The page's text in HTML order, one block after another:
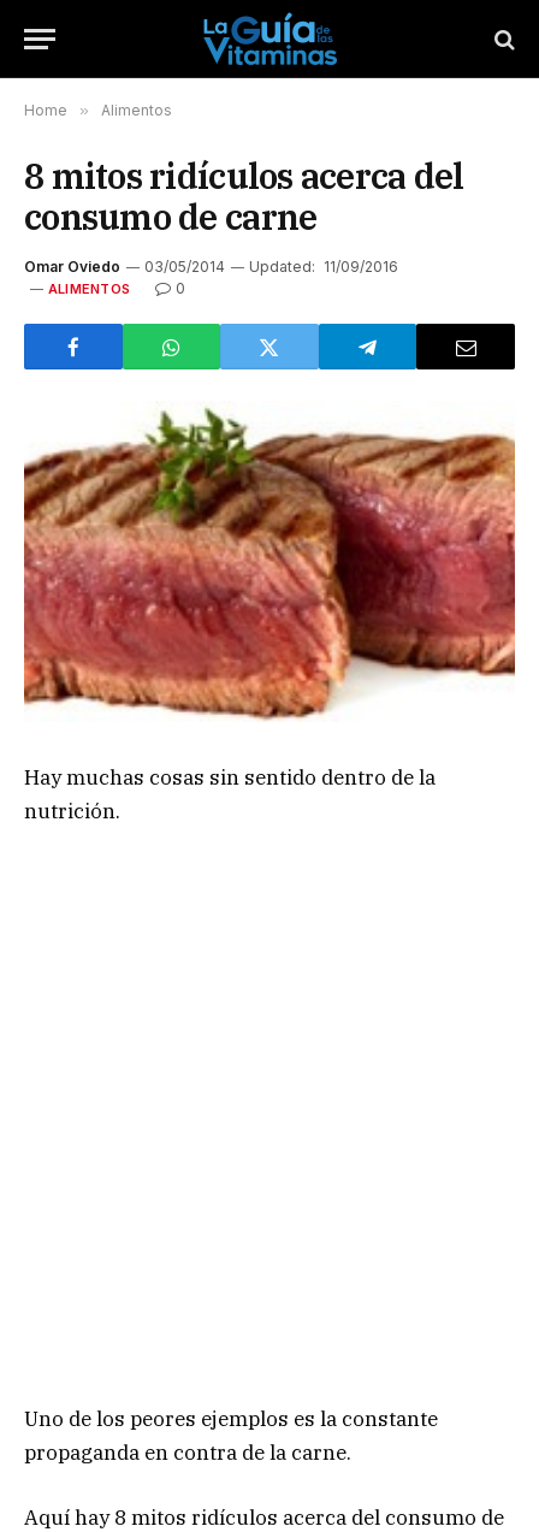
Home » Alimentos
8 mitos ridículos acerca del
consumo de carne
Omar Oviedo 03/05/2014 Updated: 11/09/2016
ALIMENTOS 0
Hay muchas cosas sin sentido dentro de la
nutrición.
Uno de los peores ejemplos es la constante
propaganda en contra de la carne.
Aquí hay 8 mitos ridículos acerca del consumo de